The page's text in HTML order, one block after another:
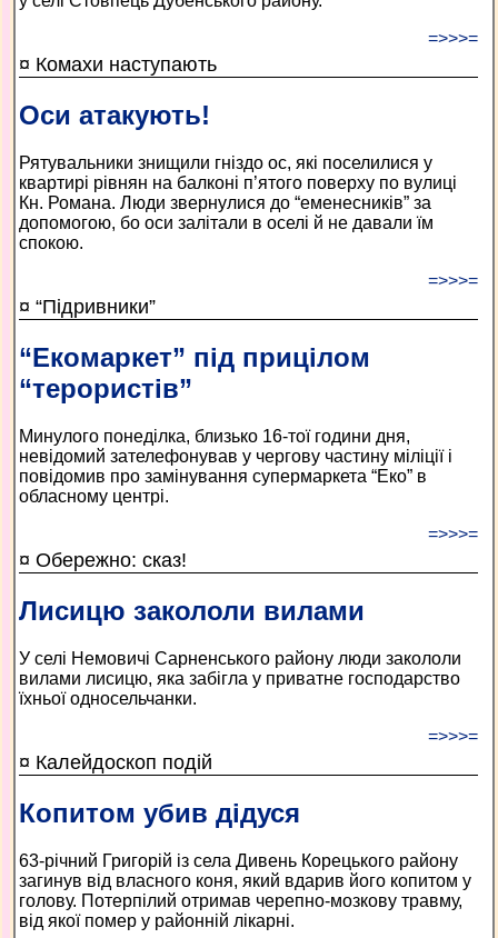
=>>>=
¤ Комахи наступають
Оси атакують!
Рятувальники знищили гніздо ос, які поселилися у
квартирі рівнян на балконі п’ятого поверху по вулиці
Кн. Романа. Люди звернулися до “еменесників” за
допомогою, бо оси залітали в оселі й не давали їм
спокою.
=>>>=
¤ “Підривники”
“Екомаркет” під прицілом
“терористів”
Минулого понеділка, близько 16-тої години дня,
невідомий зателефонував у чергову частину міліції і
повідомив про замінування супермаркета “Еко” в
обласному центрі.
=>>>=
¤ Обережно: сказ!
Лисицю закололи вилами
У селі Немовичі Сарненського району люди закололи
вилами лисицю, яка забігла у приватне господарство
їхньої односельчанки.
=>>>=
¤ Калейдоскоп подій
Копитом убив дідуся
63-річний Григорій із села Дивень Корецького району
загинув від власного коня, який вдарив його копитом у
голову. Потерпілий отримав черепно-мозкову травму,
від якої помер у районній лікарні.